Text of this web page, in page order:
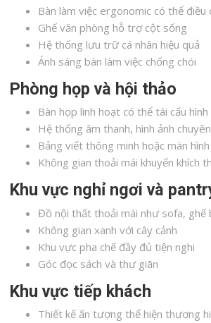
Bàn làm việc ergonomic có thể điều
Ghế văn phòng hỗ trợ cột sống
Hệ thống lưu trữ cá nhân hiệu quả
Ánh sáng bàn làm việc chống chói
Phòng họp và hội thảo
Bàn họp linh hoạt có thể tái cấu hình
Hệ thống âm thanh, hình ảnh
Bảng viết thông minh hoặc màn
Không gian thoải mái khuyến khích
Khu vực nghỉ ngơi và
Đồ nội thất thoải mái như sofa, ghế
Không gian xanh với cây cảnh
Khu vực pha chế đầy đủ tiện nghi
Góc đọc sách và thư giãn
Khu vực tiếp khách
Thiết kế ấn tượng thể hiện thương